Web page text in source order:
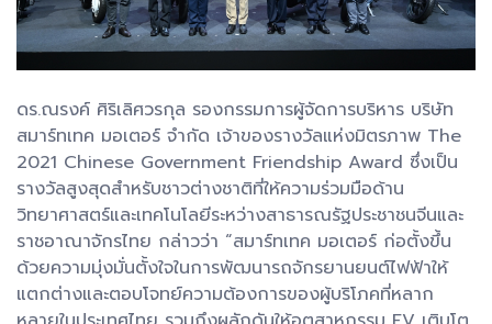
ดร.ณรงค์ ศิริเลิศวรกุล รองกรรมการผู้จัดการบริหาร บริษัท
สมาร์ทเทค มอเตอร์ จำกัด เจ้าของรางวัลแห่งมิตรภาพ The
2021 Chinese Government Friendship Award ซึ่งเป็น
รางวัลสูงสุดสำหรับชาวต่างชาติที่ให้ความร่วมมือด้าน
วิทยาศาสตร์และเทคโนโลยีระหว่างสาธารณรัฐประชาชนจีนและ
ราชอาณาจักรไทย กล่าวว่า “สมาร์ทเทค มอเตอร์ ก่อตั้งขึ้น
ด้วยความมุ่งมั่นตั้งใจในการพัฒนารถจักรยานยนต์ไฟฟ้าให้
แตกต่างและตอบโจทย์ความต้องการของผู้บริโภคที่หลาก